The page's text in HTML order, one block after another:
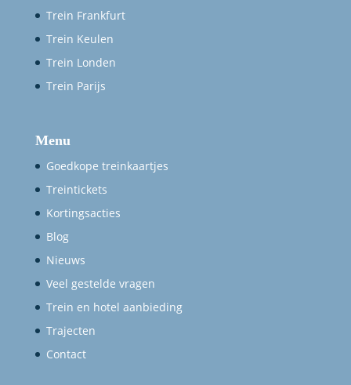
Trein Frankfurt
Trein Keulen
Trein Londen
Trein Parijs
Menu
Goedkope treinkaartjes
Treintickets
Kortingsacties
Blog
Nieuws
Veel gestelde vragen
Trein en hotel aanbieding
Trajecten
Contact